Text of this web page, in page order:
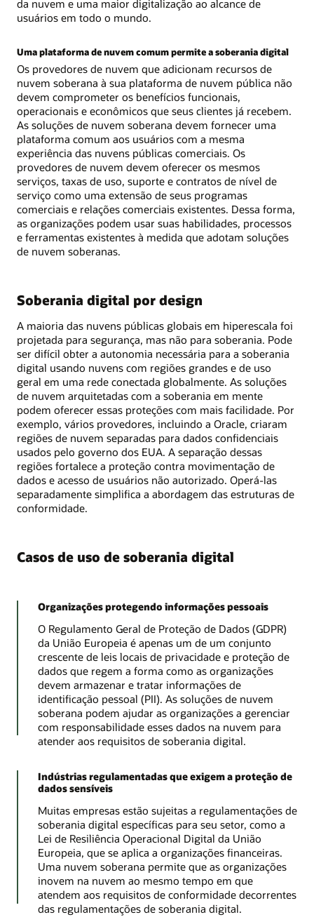
da nuvem e uma maior digitalização ao alcance de
usuários em todo o mundo.
Uma plataforma de nuvem comum permite a soberania digital
Os provedores de nuvem que adicionam recursos de
nuvem soberana à sua plataforma de nuvem pública não
devem comprometer os benefícios funcionais,
operacionais e econômicos que seus clientes já recebem.
As soluções de nuvem soberana devem fornecer uma
plataforma comum aos usuários com a mesma
experiência das nuvens públicas comerciais. Os
provedores de nuvem devem oferecer os mesmos
serviços, taxas de uso, suporte e contratos de nível de
serviço como uma extensão de seus programas
comerciais e relações comerciais existentes. Dessa forma,
as organizações podem usar suas habilidades, processos
e ferramentas existentes à medida que adotam soluções
de nuvem soberanas.
Soberania digital por design
A maioria das nuvens públicas globais em hiperescala foi
projetada para segurança, mas não para soberania. Pode
ser difícil obter a autonomia necessária para a soberania
digital usando nuvens com regiões grandes e de uso
geral em uma rede conectada globalmente. As soluções
de nuvem arquitetadas com a soberania em mente
podem oferecer essas proteções com mais facilidade. Por
exemplo, vários provedores, incluindo a Oracle, criaram
regiões de nuvem separadas para dados confidenciais
usados ​​pelo governo dos EUA. A separação dessas
regiões fortalece a proteção contra movimentação de
dados e acesso de usuários não autorizado. Operá-las
separadamente simplifica a abordagem das estruturas de
conformidade.
Casos de uso de soberania digital
Organizações protegendo informações pessoais
O Regulamento Geral de Proteção de Dados (GDPR)
da União Europeia é apenas um de um conjunto
crescente de leis locais de privacidade e proteção de
dados que regem a forma como as organizações
devem armazenar e tratar informações de
identificação pessoal (PII). As soluções de nuvem
soberana podem ajudar as organizações a gerenciar
com responsabilidade esses dados na nuvem para
atender aos requisitos de soberania digital.
Indústrias regulamentadas que exigem a proteção de
dados sensíveis
Muitas empresas estão sujeitas a regulamentações de
soberania digital específicas para seu setor, como a
Lei de Resiliência Operacional Digital da União
Europeia, que se aplica a organizações financeiras.
Uma nuvem soberana permite que as organizações
inovem na nuvem ao mesmo tempo em que
atendem aos requisitos de conformidade decorrentes
das regulamentações de soberania digital.